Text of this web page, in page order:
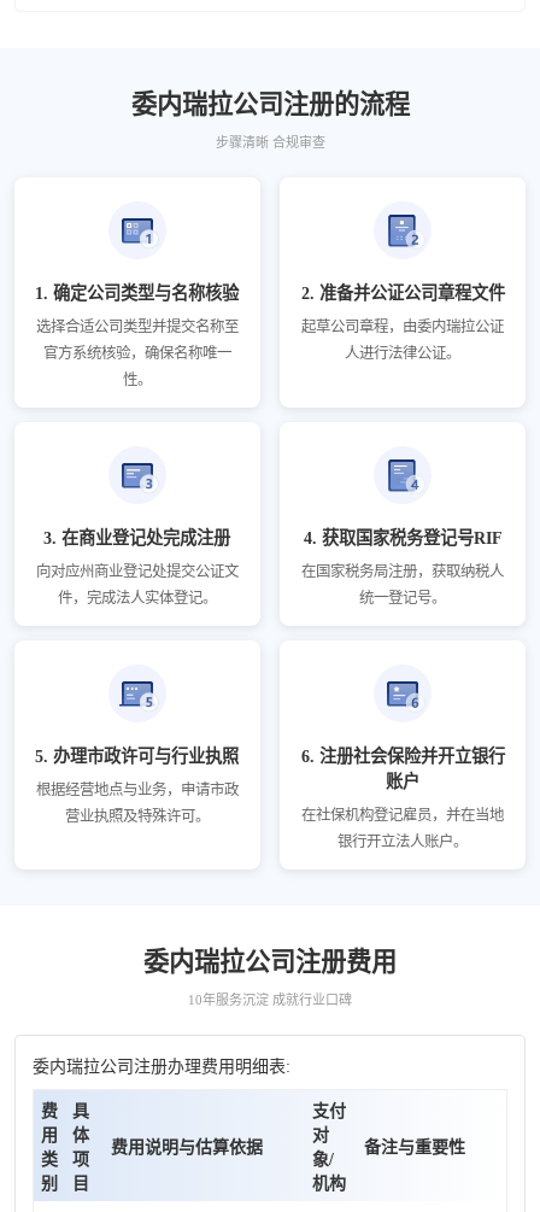
委内瑞拉公司注册的流程
步骤清晰 合规审查
1. 确定公司类型与名称核验
选择合适公司类型并提交名称至
官方系统核验，确保名称唯一
性。
2. 准备并公证公司章程文件
起草公司章程，由委内瑞拉公证
人进行法律公证。
3. 在商业登记处完成注册
向对应州商业登记处提交公证文
件，完成法人实体登记。
4. 获取国家税务登记号RIF
在国家税务局注册，获取纳税人
统一登记号。
5. 办理市政许可与行业执照
根据经营地点与业务，申请市政
营业执照及特殊许可。
6. 注册社会保险并开立银行
账户
在社保机构登记雇员，并在当地
银行开立法人账户。
委内瑞拉公司注册费用
10年服务沉淀 成就行业口碑
委内瑞拉公司注册办理费用明细表:
费
用
类
别
具
体
项
目
费用说明与估算依据
支付
对
象/
机构
备注与重要性